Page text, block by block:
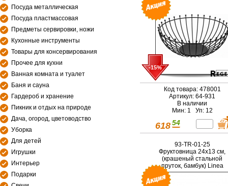
Посуда металлическая
Посуда пластмассовая
Предметы сервировки, ножи
Кухонные инструменты
Товары для консервирования
Прочее для кухни
Ванная комната и туалет
Баня и сауна
Гардероб и хранение
Пикник и отдых на природе
Дача, огород, цветоводство
Уборка
Для детей
Игрушки
Интерьер
Подарки
-15%
Код товара: 478001
Артикул: 64-931
В наличии
Мин: 1 Уп: 12
618 54
93-TR-01-25
Фруктовница 24х13 см,
(крашеный стальной
пруток, бамбук) Linea
TRINA